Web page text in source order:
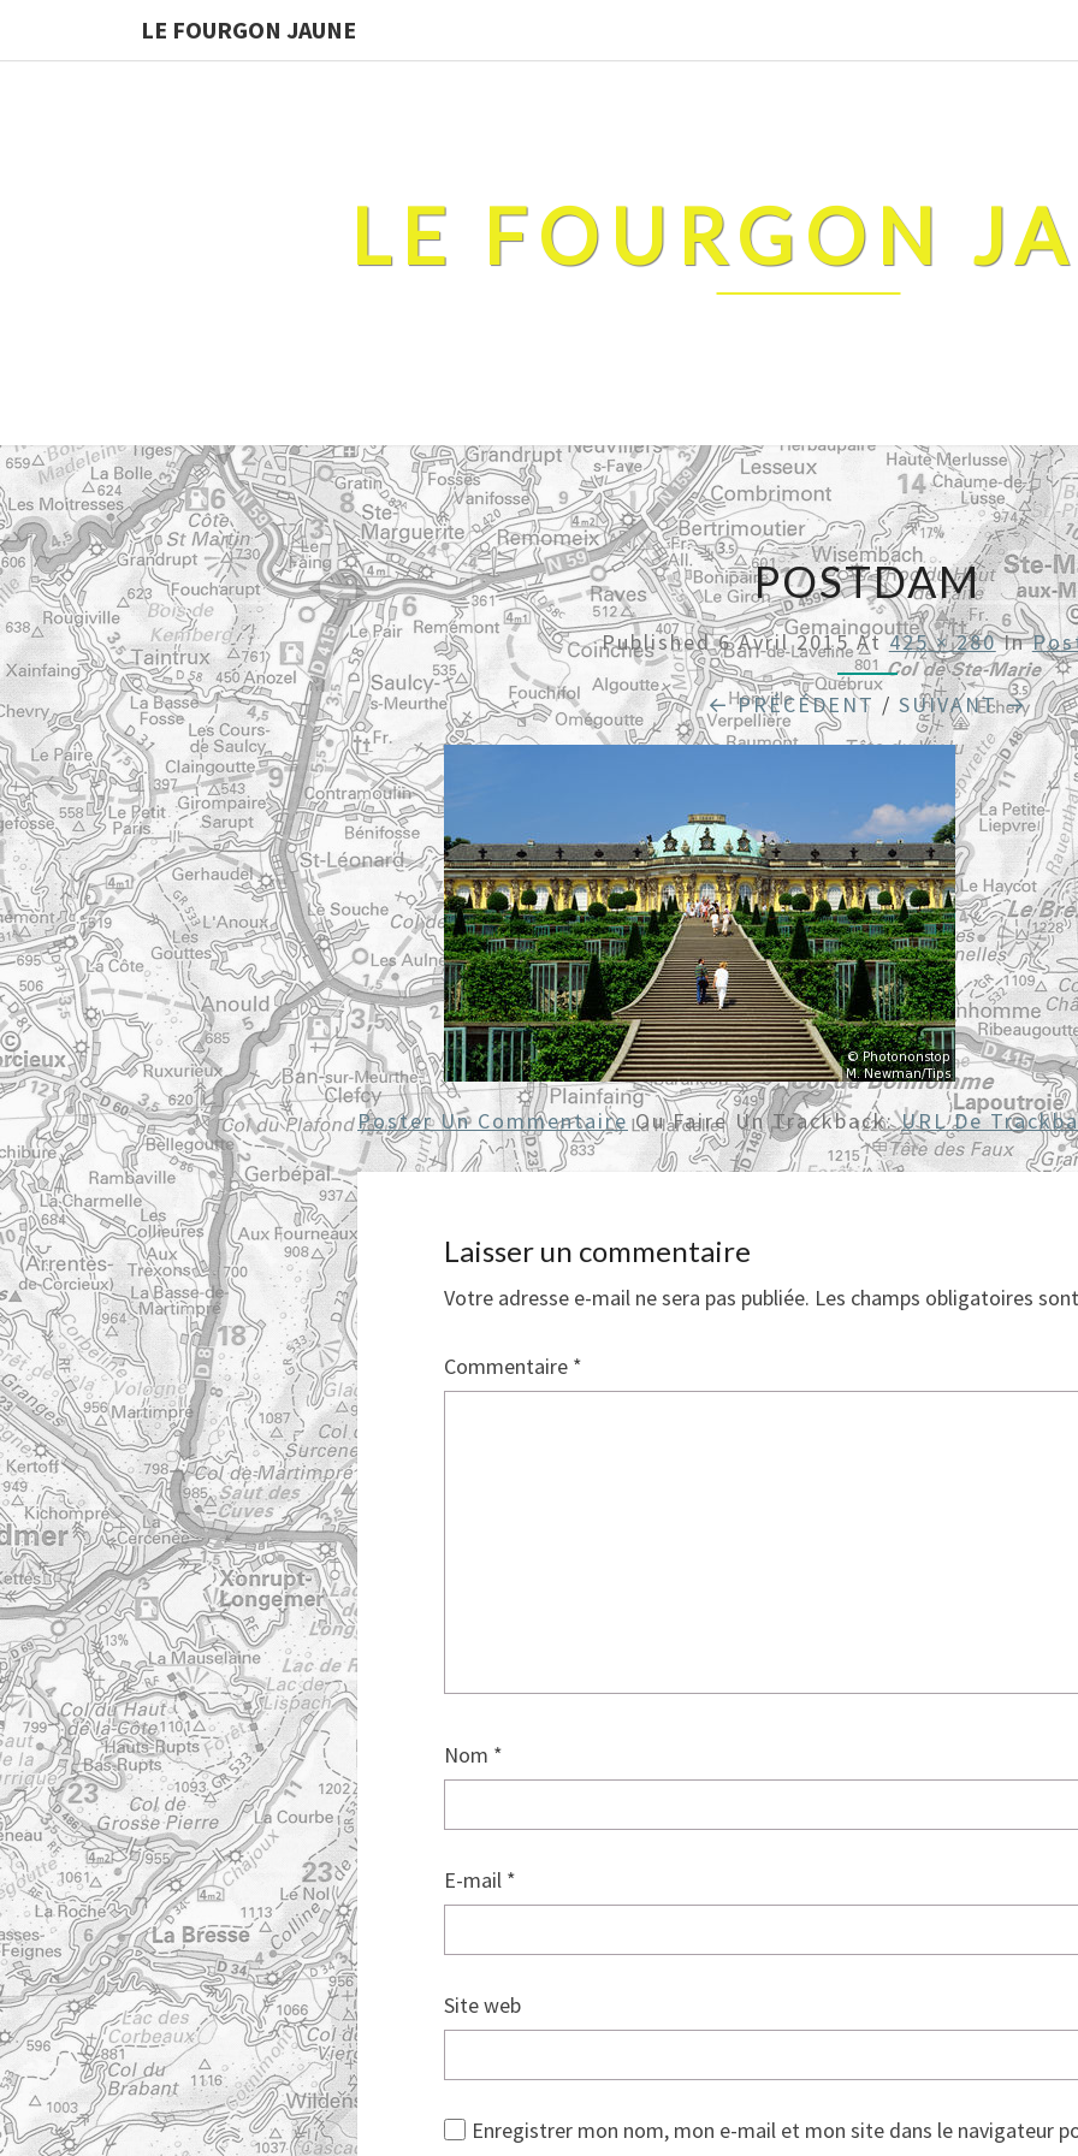
LE FOURGON JAUNE
LE FOURGON
POSTDAM
Published6 Avril 2015At425 × 280In
← PRÉCÉDENT / SUIVANT →
Poster Un Commentaire Ou Faire Un Trackback:URL De
Laisser un commentaire
Votre adresse e-mail ne sera pas publiée. Les champs obligatoires
Commentaire *
Nom *
E-mail *
Site web
Enregistrer mon nom, mon e-mail et mon site dans le navigateur